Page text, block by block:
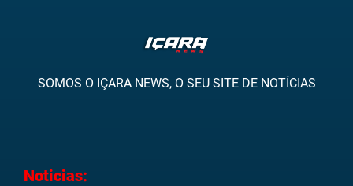
SOMOS O IÇARA NEWS, O SEU SITE DE NOTÍCIAS
Noticias: